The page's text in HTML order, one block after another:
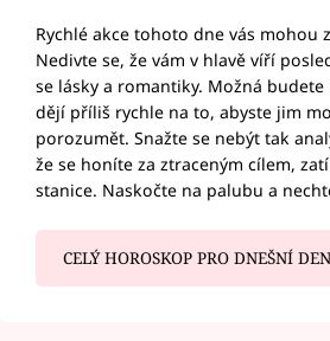
Rychlé akce tohoto dne vás mohou
Nedivte se, že vám v hlavě víří
se lásky a romantiky. Možná budete
dějí příliš rychle na to, abyste jim
porozumět. Snažte se nebýt tak
že se honíte za ztraceným cílem,
stanice. Naskočte na palubu a
CELÝ HOROSKOP PRO DNEŠNÍ DEN